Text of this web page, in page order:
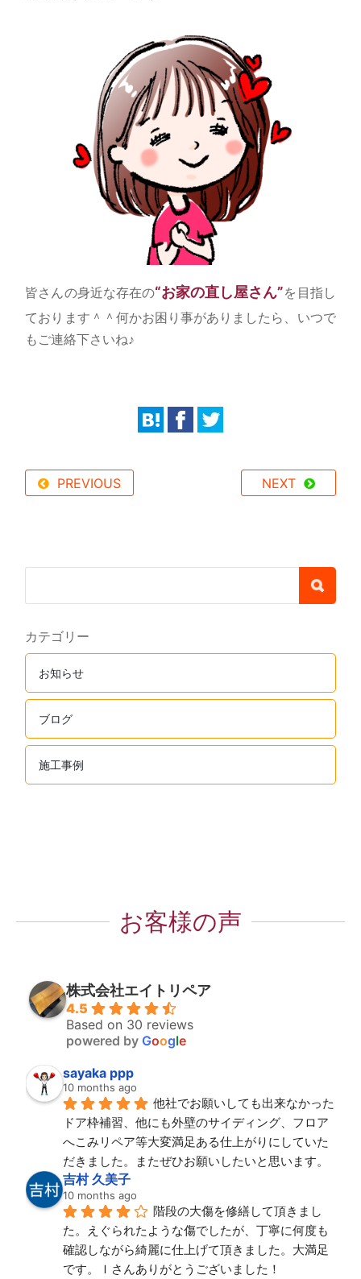
皆さんの身近な存在の“お家の直し屋さん”を目指し
ております＾＾何かお困り事がありましたら、いつで
もご連絡下さいね♪
PREVIOUS NEXT
カテゴリー
お知らせ
ブログ
施工事例
お客様の声
株式会社エイトリペア
4.5
Based on 30 reviews
powered by Google
sayaka ppp
10 months ago
他社でお願いしても出来なかった
ドア枠補習、他にも外壁のサイディング、フロア
へこみリペア等大変満足ある仕上がりにしていた
だきました。またぜひお願いしたいと思います。
吉村 久美子
10 months ago
階段の大傷を修繕して頂きまし
た。えぐられたような傷でしたが、丁寧に何度も
確認しながら綺麗に仕上げて頂きました。大満足
です。Ｉさんありがとうございました！